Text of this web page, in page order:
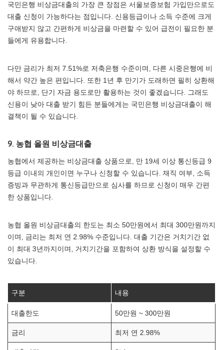
국민은행 비상금대출의 가장 큰 장점은 서울보증보험 가입만으로도
대출 신청이 가능하다는 점입니다. 신용등급이나 소득 수준에 크게
구애받지 않고 간편하게 비상금을 마련할 수 있어 급전이 필요한 분
들에게 유용합니다.
다만 금리가 최저 7.51%로 저축은행 수준이며, 다른 시중은행에 비
해서 약간 높은 편입니다. 또한 1년 후 만기가 도래하면 필히 상환해
야 하므로, 단기 자금 용도로만 활용하는 것이 좋겠습니다. 그래도
신용이 낮아 대출 받기 힘든 분들에게는 국민은행 비상금대출이 해
결책이 될 수 있습니다.
9. 농협 올원 비상금대출
농협에서 제공하는 비상금대출 상품으로, 만 19세 이상 통신등급 9
등급 이내의 개인이면 누구나 신청할 수 있습니다. 재직 여부, 소득
증빙과 무관하게 통신등급만으로 심사를 하므로 신청이 매우 간편
한 상품입니다.
농협 올원 비상금대출의 한도는 최소 50만원에서 최대 300만원까지
이며, 금리는 최저 연 2.98% 수준입니다. 대출 기간은 거치기간 없
이 최대 3년까지이며, 거치기간을 포함하여 상환 방식을 설정할 수
있습니다.
구분 내용
대출한도 50만원 ~ 300만원
금리 최저 연 2.98%